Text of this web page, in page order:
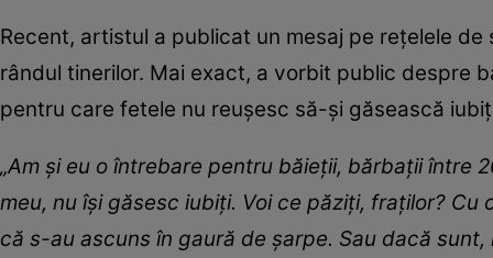
Recent, artistul a publicat un mesaj pe rețelele
rândul tinerilor. Mai exact, a vorbit public despre
pentru care fetele nu reușesc să-și găsească
„Am și eu o întrebare pentru băieții, bărbații între
meu, nu își găsesc iubiți. Voi ce păziți, fraților?
că s-au ascuns în gaură de șarpe. Sau dacă